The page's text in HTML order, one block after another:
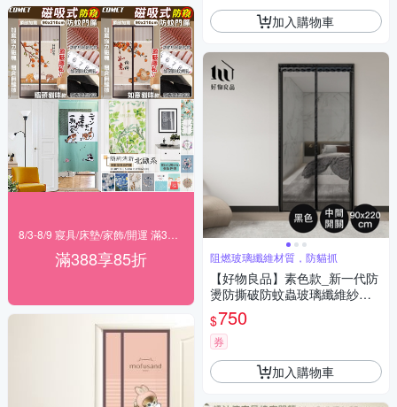
滿388享85折
加入購物車
阻燃玻璃纖維材質，防貓抓
【好物良品】素色款_新一代防
燙防撕破防蚊蟲玻璃纖維紗網
門簾(網紗防蚊門簾 磁鐵吸合門
簾 升級側開款)
$750
券
加入購物車